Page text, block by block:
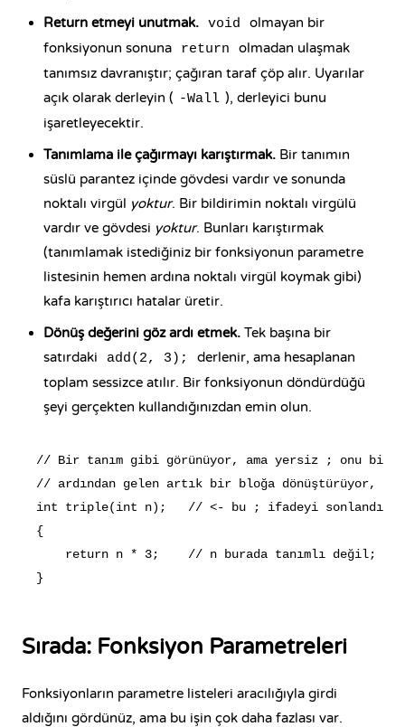
Return etmeyi unutmak. void
olmayan bir
fonksiyonun sonuna
return
olmadan ulaşmak
tanımsız davranıştır; çağıran taraf çöp alır. Uyarılar
açık olarak derleyin ( -Wall ), derleyici bunu
işaretleyecektir.
Tanımlama ile çağırmayı karıştırmak. Bir tanımın
süslü parantez içinde gövdesi vardır ve sonunda
noktalı virgül yoktur. Bir bildirimin noktalı virgülü
vardır ve gövdesi yoktur. Bunları karıştırmak
(tanımlamak istediğiniz bir fonksiyonun parametre
listesinin hemen ardına noktalı virgül koymak gibi)
kafa karıştırıcı hatalar üretir.
Dönüş değerini göz ardı etmek. Tek başına bir
satırdaki
add(2, 3);
derlenir, ama hesaplanan
toplam sessizce atılır. Bir fonksiyonun döndürdüğü
şeyi gerçekten kullandığınızdan emin olun.
// Bir tanım gibi görünüyor, ama yersiz ; onu bir
// ardından gelen artık bir bloğa dönüştürüyor,
int triple(int n);   // <- bu ; ifadeyi sonlandırır
{
return n * 3;    // n burada tanımlı değil; bu
Sırada: Fonksiyon Parametreleri
Fonksiyonların parametre listeleri aracılığıyla girdi
aldığını gördünüz, ama bu işin çok daha fazlası var.